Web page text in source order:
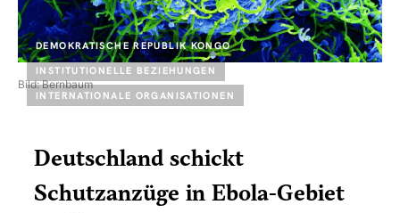
Bild: Bernbaum
DEMOKRATISCHE REPUBLIK KONGO
INSTITUTIONELLE BEZIEHUNGEN
INTERNATIONALE ORGANISATIONEN
Deutschland schickt
Schutzanzüge in Ebola-Gebiet